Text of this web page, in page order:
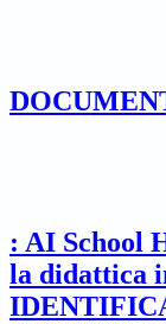
: AI School
la didattica